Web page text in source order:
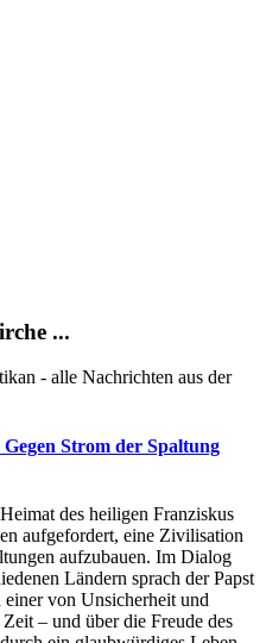
...
- alle Nachrichten aus der
Strom der Spaltung
des heiligen Franziskus
aufgefordert, eine Zivilisation
aufzubauen. Im Dialog
Ländern sprach der Papst
von Unsicherheit und
– und über die Freude des